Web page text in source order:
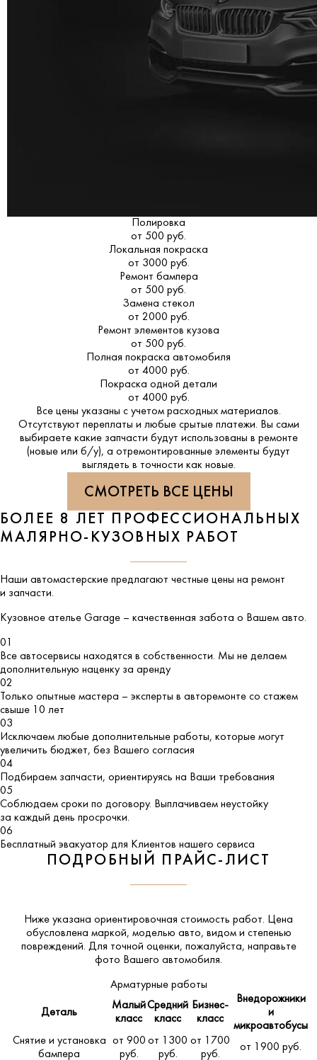
Полировка
от 500 руб.
Локальная покраска
от 3000 руб.
Ремонт бампера
от 500 руб.
Замена стекол
от 2000 руб.
Ремонт элементов кузова
от 500 руб.
Полная покраска автомобиля
от 4000 руб.
Покраска одной детали
от 4000 руб.
Все цены указаны с учетом расходных материалов.
Отсутствуют переплаты и любые срытые платежи. Вы сами
выбираете какие запчасти будут использованы в ремонте
(новые или б/у), а отремонтированные элементы будут
выглядеть в точности как новые.
СМОТРЕТЬ ВСЕ ЦЕНЫ
БОЛЕЕ 8 ЛЕТ ПРОФЕССИОНАЛЬНЫХ
МАЛЯРНО-КУЗОВНЫХ РАБОТ
Наши автомастерские предлагают честные цены на ремонт
и запчасти.
Кузовное ателье Garage – качественная забота о Вашем авто.
01
Все автосервисы находятся в собственности. Мы не делаем
дополнительную наценку за аренду
02
Только опытные мастера – эксперты в авторемонте со стажем
свыше 10 лет
03
Исключаем любые дополнительные работы, которые могут
увеличить бюджет, без Вашего согласия
04
Подбираем запчасти, ориентируясь на Ваши требования
05
Соблюдаем сроки по договору. Выплачиваем неустойку
за каждый день просрочки.
06
Бесплатный эвакуатор для Клиентов нашего сервиса
ПОДРОБНЫЙ ПРАЙС-ЛИСТ
Ниже указана ориентировочная стоимость работ. Цена
обусловлена маркой, моделью авто, видом и степенью
повреждений. Для точной оценки, пожалуйста, направьте
фото Вашего автомобиля.
Арматурные работы
Деталь
Малый
класс
Средний
класс
Бизнес-
класс
Внедорожники
и
микроавтобусы
Снятие и установка
бампера
от 900
руб.
от 1300
руб.
от 1700
руб.
от 1900 руб.